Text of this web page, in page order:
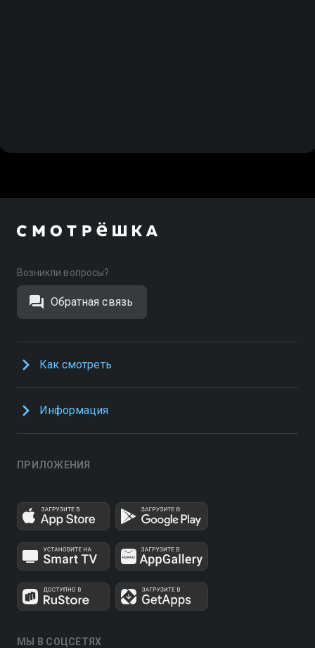
Возникли вопросы?
Обратная связь
Как смотреть
Информация
ПРИЛОЖЕНИЯ
МЫ В СОЦСЕТЯХ